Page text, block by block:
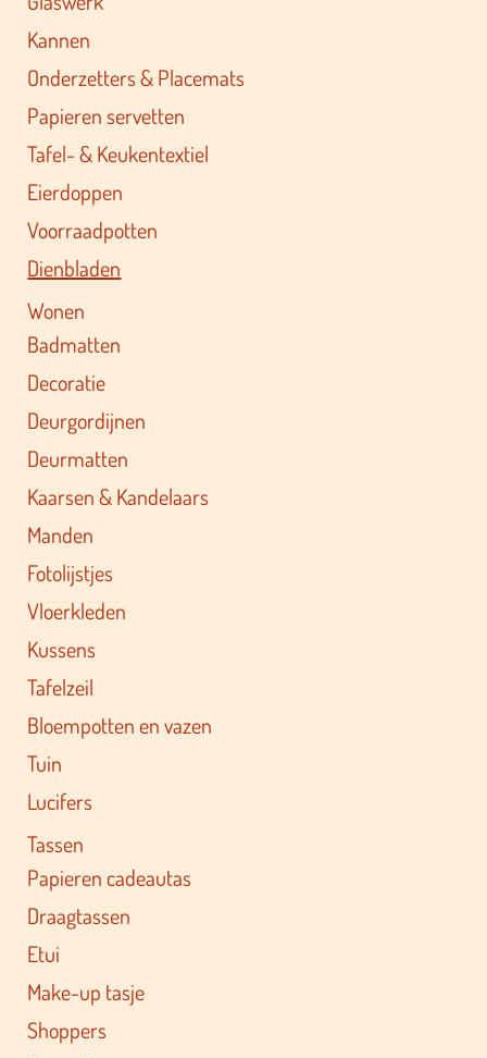
Kannen
Onderzetters & Placemats
Papieren servetten
Tafel- & Keukentextiel
Eierdoppen
Voorraadpotten
Dienbladen
Wonen
Badmatten
Decoratie
Deurgordijnen
Deurmatten
Kaarsen & Kandelaars
Manden
Fotolijstjes
Vloerkleden
Kussens
Tafelzeil
Bloempotten en vazen
Tuin
Lucifers
Tassen
Papieren cadeautas
Draagtassen
Etui
Make-up tasje
Shoppers